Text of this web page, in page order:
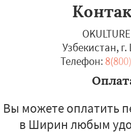
Узбекистан,
Телефон:
Вы можете оплатить
в Ширин любым